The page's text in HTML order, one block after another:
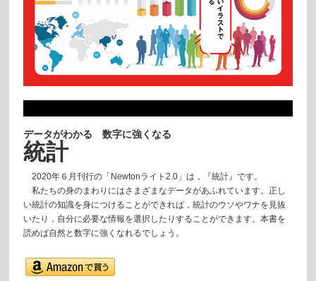
データがわかる 数字に強くなる
統計
2020年６月刊行の「Newtonライト2.0」は，『統計』です。
私たちの身のまわりにはさまざまなデータがあふれています。正し
い統計の知識を身につけることができれば，統計のウソやワナを見抜
いたり，自分に必要な情報を選択したりすることができます。本書を
読めば自然と数字に強くなれるでしょう。